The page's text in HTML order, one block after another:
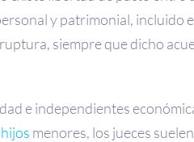
y patrimonial,
siempre que dicho
e independientes
menores, los jueces